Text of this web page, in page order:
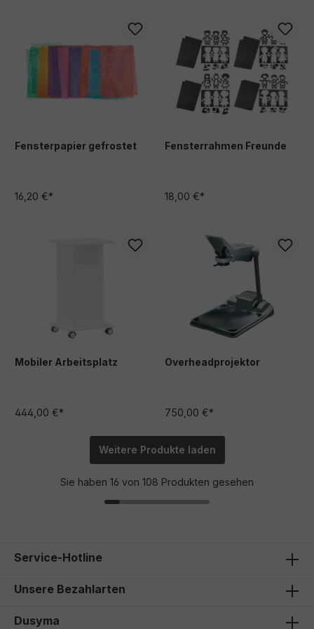
Fensterpapier gefrostet
16,20 €*
Fensterrahmen Freunde
18,00 €*
Mobiler Arbeitsplatz
444,00 €*
Overheadprojektor
750,00 €*
Weitere Produkte laden
Sie haben 16 von 108 Produkten gesehen
Service-Hotline
Unsere Bezahlarten
Dusyma